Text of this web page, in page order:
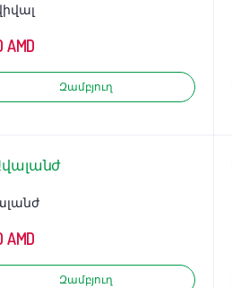
AMD
Զամբյուղ
AMD
Զամբյուղ